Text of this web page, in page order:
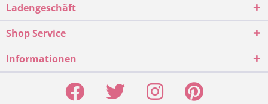
Ladengeschäft
Shop Service
Informationen